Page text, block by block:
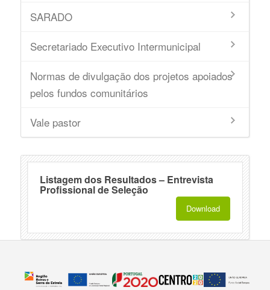
SARADO
Secretariado Executivo Intermunicipal
Normas de divulgação dos projetos apoiados
pelos fundos comunitários
Vale pastor
Listagem dos Resultados – Entrevista
Profissional de Seleção
Download